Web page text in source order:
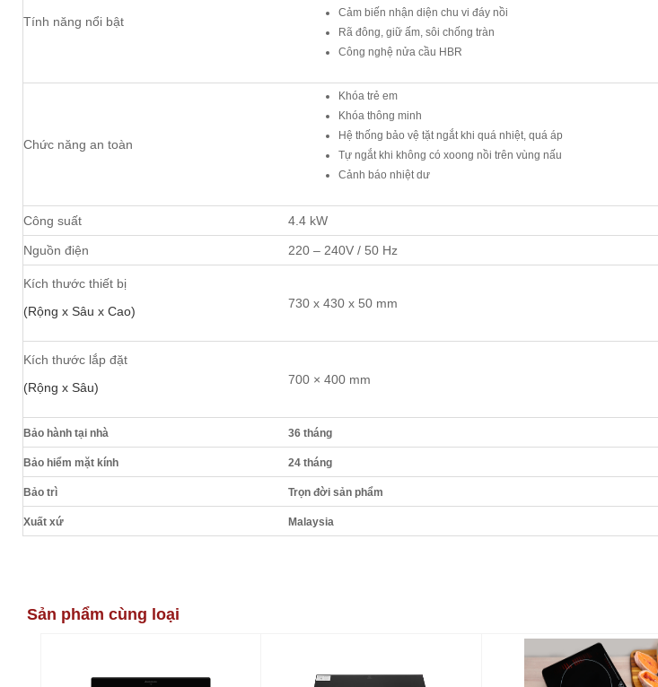
Tính năng nổi bật
Cảm biến nhận diện chu vi đáy nồi
Rã đông, giữ ấm, sôi chống tràn
Công nghệ nửa cầu HBR
Chức năng an toàn
Khóa trẻ em
Khóa thông minh
Hệ thống bảo vệ tặt ngắt khi quá nhiệt, quá áp
Tự ngắt khi không có xoong nồi trên vùng nấu
Cảnh báo nhiệt dư
Công suất 4.4 kW
Nguồn điện 220 – 240V / 50 Hz
Kích thước thiết bị
(Rộng x Sâu x Cao)
730 x 430 x 50 mm
Kích thước lắp đặt
(Rộng x Sâu)
700 × 400 mm
Bảo hành tại nhà 36 tháng
Bảo hiểm mặt kính 24 tháng
Bảo trì Trọn đời sản phẩm
Xuất xứ Malaysia
Sản phẩm cùng loại